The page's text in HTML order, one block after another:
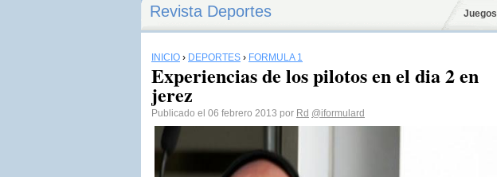
Revista Deportes Juegos
INICIO › DEPORTES › FÓRMULA 1
Experiencias de los pilotos en el dia 2 en
jerez
Publicado el 06 febrero 2013 por Rd @iformulard